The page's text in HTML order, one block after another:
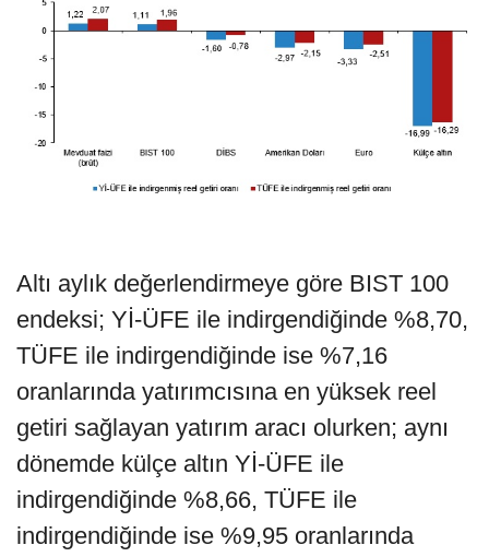
Altı aylık değerlendirmeye göre BIST 100
endeksi; Yİ-ÜFE ile indirgendiğinde %8,70,
TÜFE ile indirgendiğinde ise %7,16
oranlarında yatırımcısına en yüksek reel
getiri sağlayan yatırım aracı olurken; aynı
dönemde külçe altın Yİ-ÜFE ile
indirgendiğinde %8,66, TÜFE ile
indirgendiğinde ise %9,95 oranlarında